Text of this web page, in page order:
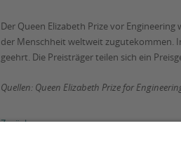
Der Queen Elizabeth Prize vor
der Menschheit weltweit zugutekommen.
geehrt. Die Preisträger teilen sich ein
Quellen: Queen Elizabeth Prize for
Zurück